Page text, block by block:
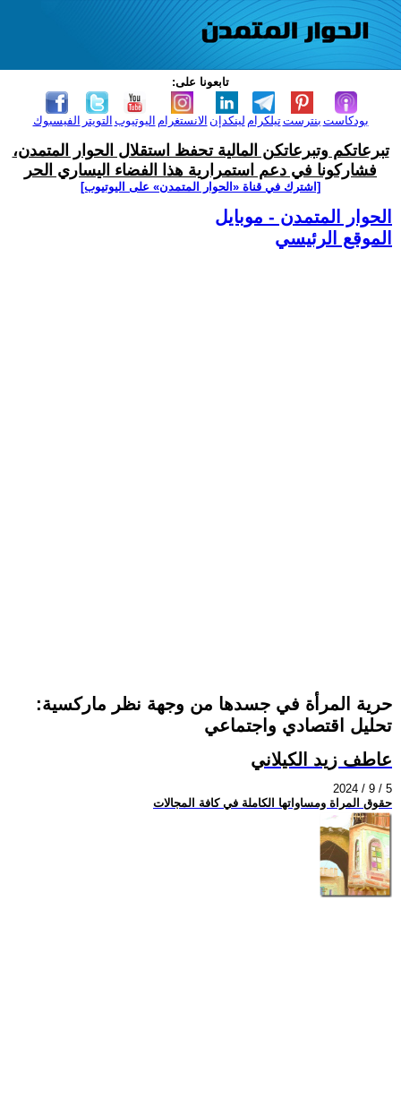
تابعونا على:
الفيسبوك التويتر اليوتيوب الانستغرام لينكدإن تيلكرامبنترست بودكاست
تبرعاتكم وتبرعاتكن المالية تحفظ استقلال الحوار المتمدن،
فشاركونا في دعم استمرارية هذا الفضاء اليساري الحر
[اشترك في قناة ‫«الحوار المتمدن» على اليوتيوب]
الحوار المتمدن - موبايل
الموقع الرئيسي
حرية المرأة في جسدها من وجهة نظر ماركسية:
تحليل اقتصادي واجتماعي
عاطف زيد الكيلاني
2024 / 9 / 5
حقوق المراة ومساواتها الكاملة في كافة المجالات